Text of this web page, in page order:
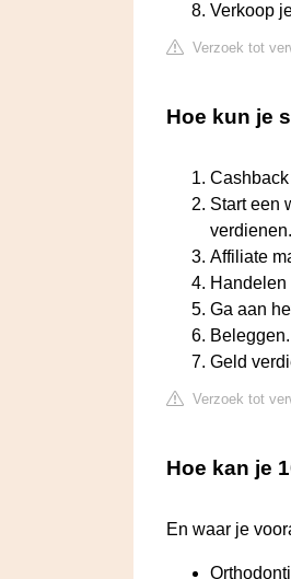
Verkoop
Verzoek tot
Hoe kun je
Start een
Affiliate
Handelen
Ga aan
Beleggen.
Geld
Verzoek tot
Hoe kan je
En waar je